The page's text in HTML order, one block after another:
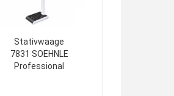
Stativwaage
7831 SOEHNLE
Professional